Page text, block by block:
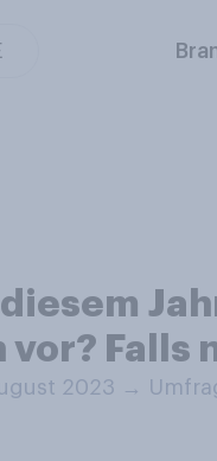
diesem
vor? Falls
2023 →